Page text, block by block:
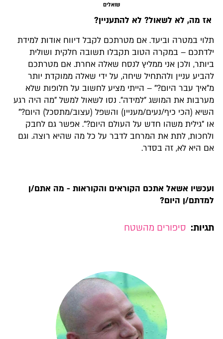
שואלים
אז מה, לא לשאול? לא להתעניין?
תלוי במטרה וביעד. אם מטרתכם לקבל דיווח אודות למידת
ילדתכם – במקרה הטוב תקבלו תשובה חלקית ושולית
ביותר, ולכן אני ממליץ לנסח שאלה אחרת. אם מטרתכם
להביע עניין ולהתחיל שיחה, על ידי שאלה ממוקדת יותר
מ"איך עבר היום?" – הייתי מציע לחשוב על חלופות שלא
מערבות את המושג "למידה". נסו לשאול למשל "מה היה רגע
השיא (הכי כיף/נעים/מעניין) והשפל (עצוב/מתסכל) היום?"
או "גילית משהו חדש על העולם היום?". אפשר גם לחבק
ולחכות, לתת את המרחב לדבר על כל מה שהיא רוצה. וגם
אם היא לא, זה בסדר.
ועכשיו אשאל אתכם הקוראים והקוראות - מה אתם/ן
למדתם/ן היום?
תגיות: סיפורים מהשטח